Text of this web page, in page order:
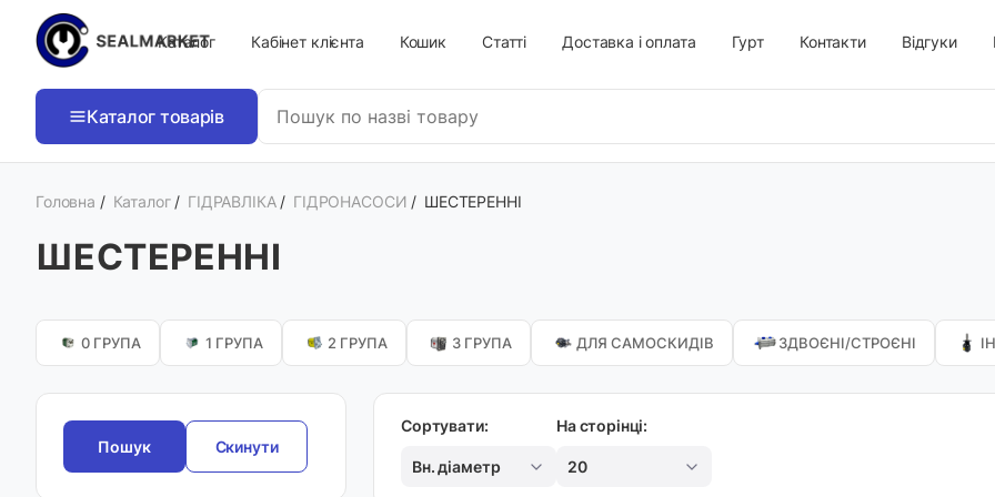
Каталог Кабінет клієнта Кошик Статті Доставка і оплата Гурт Контакти Відгуки
Каталог товарів
Головна / Каталог / ГІДРАВЛІКА / ГІДРОНАСОСИ / ШЕСТЕРЕННІ
ШЕСТЕРЕННІ
0 ГРУПА 1 ГРУПА 2 ГРУПА 3 ГРУПА ДЛЯ САМОСКИДІВ ЗДВОЄНІ/СТРОЄНІ
Скинути
Сортувати:
Вн. діаметр
На сторінці:
20